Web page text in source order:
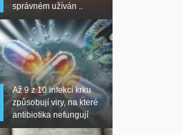
správném užíván ..
Až 9 z 10 infekcí krku
způsobují viry, na které
antibiotika nefungují